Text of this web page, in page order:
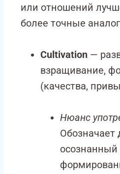
или отношений
более точные
Cultivation —
взращивание,
(качества,
Нюанс
Обозначает
осознанный